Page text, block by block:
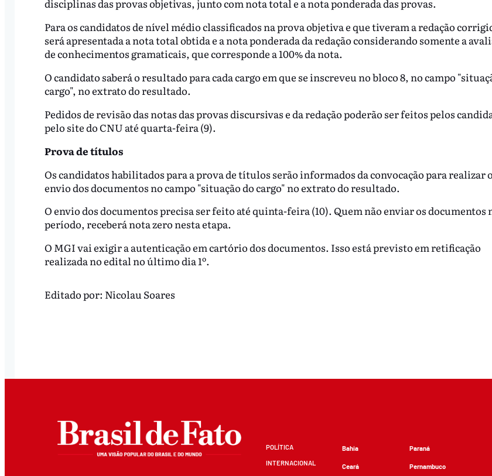
disciplinas das provas objetivas, junto com nota total e a nota ponderada das provas.
Para os candidatos de nível médio classificados na prova objetiva e que tiveram a redação
será apresentada a nota total obtida e a nota ponderada da redação considerando somente a
de conhecimentos gramaticais, que corresponde a 100% da nota.
O candidato saberá o resultado para cada cargo em que se inscreveu no bloco 8, no campo
cargo", no extrato do resultado.
Pedidos de revisão das notas das provas discursivas e da redação poderão ser feitos pelos
pelo site do CNU até quarta-feira (9).
Prova de títulos
Os candidatos habilitados para a prova de títulos serão informados da convocação para realizar o
envio dos documentos no campo "situação do cargo" no extrato do resultado.
O envio dos documentos precisa ser feito até quinta-feira (10). Quem não enviar os documentos
período, receberá nota zero nesta etapa.
O MGI vai exigir a autenticação em cartório dos documentos. Isso está previsto em retificação
realizada no edital no último dia 1º.
Editado por: Nicolau Soares
POLÍTICA
INTERNACIONAL
Bahia
Ceará
Paraná
Pernambuco